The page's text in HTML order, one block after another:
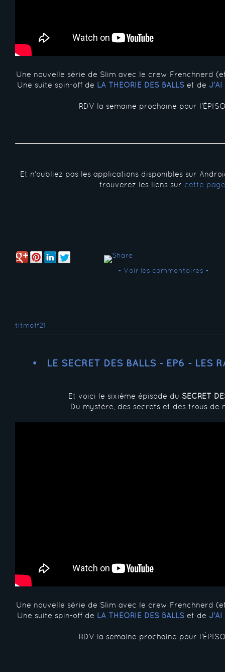
Une nouvelle série de Slim avec le crew Frenchnerd
Une suite spin-off de LA THÉORIE DES BALLS et de J'AI
RDV la semaine prochaine pour
Et n'oubliez pas les applications disponibles sur
trouverez les liens sur cette page
• Voir les commentaires •
titmoff21
LE SECRET DES BALLS - EP6 - LES
Et voici le sixième épisode du SECRET
Du mystère, des secrets et des trous de
Une nouvelle série de Slim avec le crew Frenchnerd
Une suite spin-off de LA THÉORIE DES BALLS et de J'AI
RDV la semaine prochaine pour